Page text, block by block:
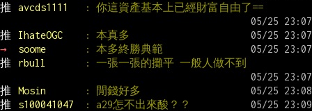
推
avcds1111 : 你這資產基本上已經財富自由了==
推 IhateOGC
: 本真多
→
soome
: 本多終勝典範
推
rbull : 一張一張的攤平 一般人做不到
推 Mosin
: 閒錢好多
推
s100041047
: a29怎不出來酸？？